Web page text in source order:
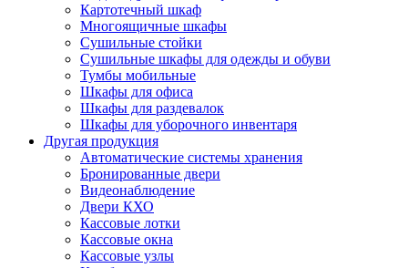
Картотечный шкаф
Многоящичные шкафы
Сушильные стойки
Сушильные шкафы для одежды и обуви
Тумбы мобильные
Шкафы для офиса
Шкафы для раздевалок
Шкафы для уборочного инвентаря
Другая продукция
Автоматические системы хранения
Бронированные двери
Видеонаблюдение
Двери КХО
Кассовые лотки
Кассовые окна
Кассовые узлы